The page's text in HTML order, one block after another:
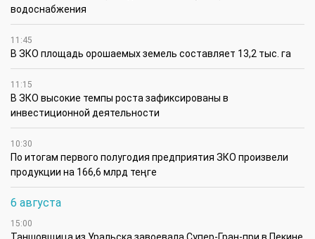
водоснабжения
11:45
В ЗКО площадь орошаемых земель составляет 13,2 тыс. га
11:15
В ЗКО высокие темпы роста зафиксированы в
инвестиционной деятельности
10:30
По итогам первого полугодия предприятия ЗКО произвели
продукции на 166,6 млрд теңге
6 августа
15:00